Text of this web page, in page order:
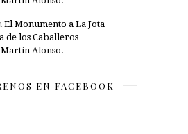
El Monumento a La Jota
de los Caballeros
Alonso.
EN FACEBOOK